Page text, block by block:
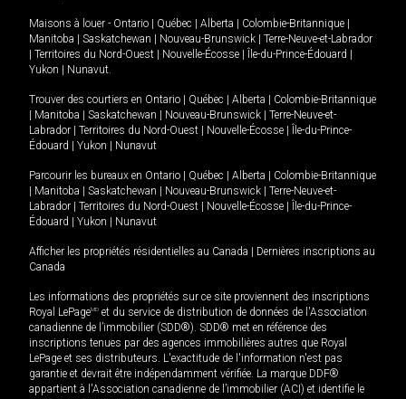
Maisons à louer - Ontario Québec Alberta Colombie-Britannique
Manitoba
Saskatchewan Nouveau-Brunswick
Terre-Neuve-et-Labrador
Territoires du Nord-Ouest Nouvelle-Écosse Île-du-Prince-Édouard
Yukon
Nunavut.
Trouver des courtiers en Ontario Québec Alberta
Colombie-Britannique
Manitoba Saskatchewan Nouveau-Brunswick
Terre-Neuve-et-
Labrador
Territoires du Nord-Ouest Nouvelle-Écosse
Île-du-Prince-
Édouard
Yukon Nunavut
Parcourir les bureaux en Ontario Québec Alberta
Colombie-Britannique
Manitoba Saskatchewan Nouveau-Brunswick
Terre-Neuve-et-
Labrador
Territoires du Nord-Ouest Nouvelle-Écosse
Île-du-Prince-
Édouard
Yukon Nunavut
Afficher les propriétés résidentielles au Canada
Dernières inscriptions au
Canada
Les informations des propriétés sur ce site proviennent des inscriptions
Royal LePageMD et du service de distribution de données de l'Association
canadienne de l’immobilier (SDD®). SDD® met en référence des
inscriptions tenues par des agences immobilières autres que Royal
LePage et ses distributeurs. L'exactitude de l'information n'est pas
garantie et devrait être indépendamment vérifiée. La marque DDF®
appartient à l'Association canadienne de l’immobilier (ACI) et identifie le